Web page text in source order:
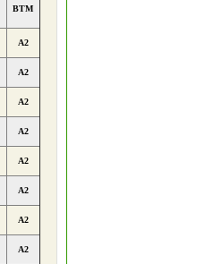
BTM
A2
A2
A2
A2
A2
A2
A2
A2